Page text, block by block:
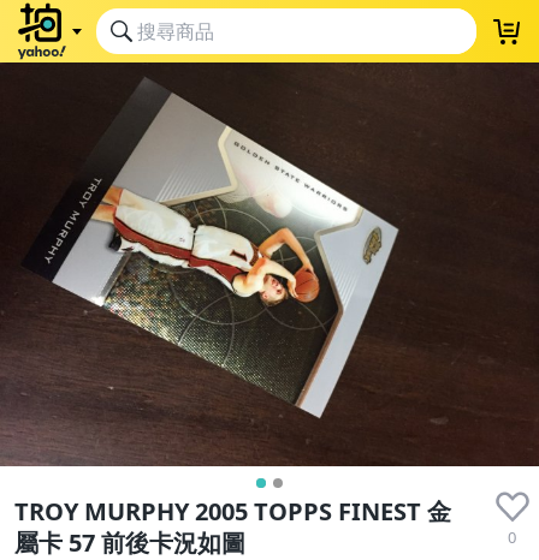
TROY MURPHY 2005 TOPPS FINEST 金
屬卡 57 前後卡況如圖
0